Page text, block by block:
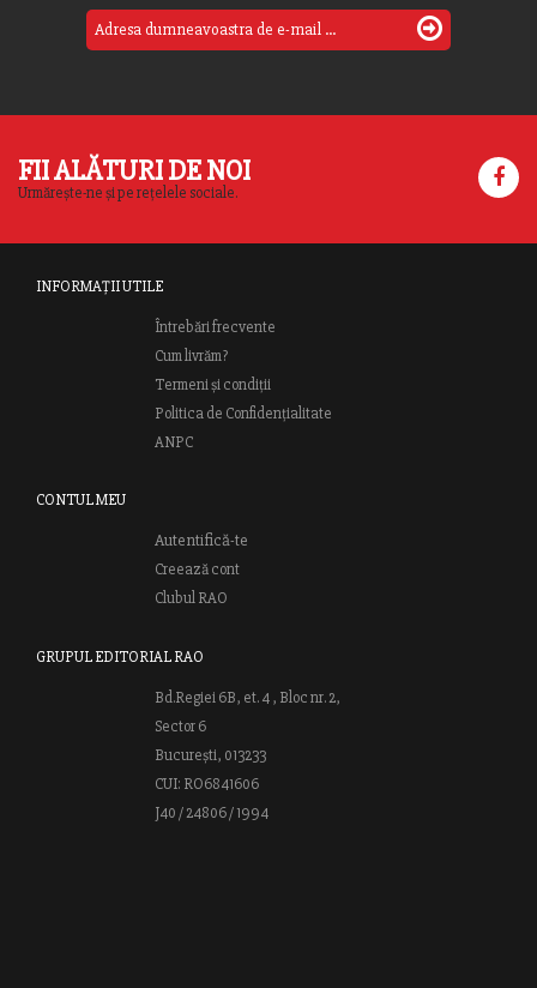
FII ALĂTURI DE NOI
Urmărește-ne și pe rețelele sociale.
INFORMAȚII UTILE
Întrebări frecvente
Cum livrăm?
Termeni și condiții
Politica de Confidențialitate
ANPC
CONTUL MEU
Autentifică-te
Creează cont
Clubul RAO
GRUPUL EDITORIAL RAO
Bd.Regiei 6B, et. 4 , Bloc nr. 2,
Sector 6
București, 013233
CUI: RO6841606
J40 / 24806 / 1994